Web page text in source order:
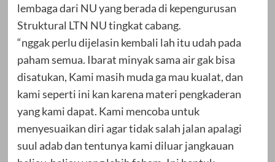
lembaga dari NU yang berada di kepengurusan
Struktural LTN NU tingkat cabang.
“nggak perlu dijelasin kembali lah itu udah pada
paham semua. Ibarat minyak sama air gak bisa
disatukan, Kami masih muda ga mau kualat, dan
kami seperti ini kan karena materi pengkaderan
yang kami dapat. Kami mencoba untuk
menyesuaikan diri agar tidak salah jalan apalagi
suul adab dan tentunya kami diluar jangkauan